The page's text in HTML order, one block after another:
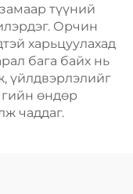
түүний
Орчин
харьцуулахад
бага байх нь
үйлдвэрлэлийг
өндөр
чаддаг.